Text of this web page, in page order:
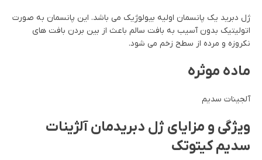
ژل دبرید یک پانسمان اولیه بیولوژیک می باشد. این پانسمان به صورت
اتولیتیک بدون آسیب به بافت سالم باعث از بین بردن بافت های
نکروزه و مرده از سطح زخم می شود.
ماده موثره
آلجینات سدیم
ویژگی و مزایای ژل دبریدمان آلژینات
سدیم کیتوتک